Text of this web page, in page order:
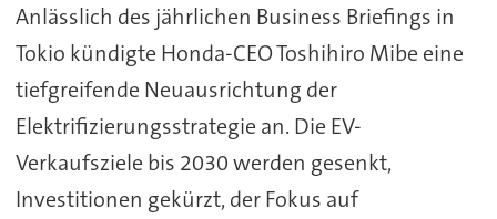
Anlässlich des jährlichen Business Briefings in
Tokio kündigte Honda-CEO Toshihiro Mibe eine
tiefgreifende Neuausrichtung der
Elektrifizierungsstrategie an. Die EV-
Verkaufsziele bis 2030 werden gesenkt,
Investitionen gekürzt, der Fokus auf